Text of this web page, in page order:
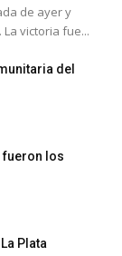
de ayer y
victoria fue...
del
fueron los
Plata